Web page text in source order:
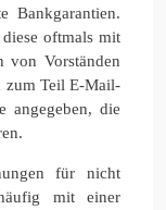
Bankgarantien.
oftmals mit
von Vorständen
zum Teil E-Mail-
angegeben, die
für nicht
mit einer